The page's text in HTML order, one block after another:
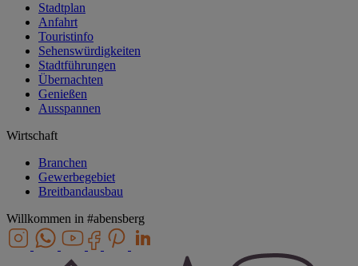
Stadtplan
Anfahrt
Touristinfo
Sehenswürdigkeiten
Stadtführungen
Übernachten
Genießen
Ausspannen
Wirtschaft
Branchen
Gewerbegebiet
Breitbandausbau
Willkommen in #abensberg